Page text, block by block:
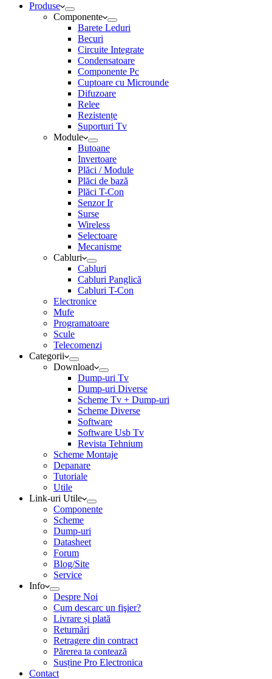
Produse
Componente
Barete Leduri
Becuri
Circuite Integrate
Condensatoare
Componente Pc
Cuptoare cu Microunde
Difuzoare
Relee
Rezistențe
Suporturi Tv
Module
Butoane
Invertoare
Plăci / Module
Plăci de bază
Plăci T-Con
Senzor Ir
Surse
Wireless
Selectoare
Mecanisme
Cabluri
Cabluri
Cabluri Panglică
Cabluri T-Con
Electronice
Mufe
Programatoare
Scule
Telecomenzi
Categorii
Download
Dump-uri Tv
Dump-uri Diverse
Scheme Tv + Dump-uri
Scheme Diverse
Software
Software Usb Tv
Revista Tehnium
Scheme Montaje
Depanare
Tutoriale
Utile
Link-uri Utile
Componente
Scheme
Dump-uri
Datasheet
Forum
Blog/Site
Service
Info
Despre Noi
Cum descarc un fişier?
Livrare și plată
Returnări
Retragere din contract
Părerea ta contează
Susține Pro Electronica
Contact